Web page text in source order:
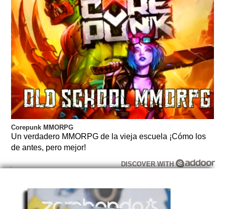
Corepunk MMORPG
Un verdadero MMORPG de la vieja escuela ¡Cómo los
de antes, pero mejor!
DISCOVER WITH